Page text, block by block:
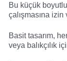
Bu küçük
çalışmasına
Basit tasarım,
veya balıkçılık